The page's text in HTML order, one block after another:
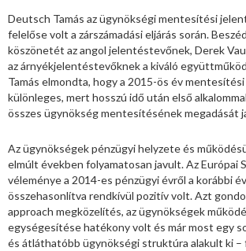
Deutsch Tamás az ügynökségi mentesítési
felelőse volt a zárszámadási eljárás során.
köszönetét az angol jelentéstevőnek, Derek
az árnyékjelentéstevőknek a kiváló
Tamás elmondta, hogy a 2015-ös év mentesítési
különleges, mert hosszú idő után első
összes ügynökség mentesítésének megadását
Az ügynökségek pénzügyi helyzete és
elmúlt években folyamatosan javult. Az Európai
véleménye a 2014-es pénzügyi évről a korábbi
összehasonlítva rendkívül pozitív volt. Azt
approach megközelítés, az ügynökségek
egységesítése hatékony volt és már most egy
és átláthatóbb ügynökségi struktúra alakult ki